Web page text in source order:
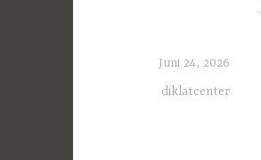
Juni 24, 2026
diklatcenter